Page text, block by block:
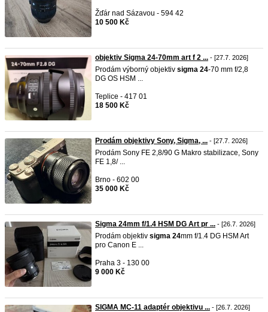
Žďár nad Sázavou - 594 42
10 500 Kč
objektiv Sigma 24-70mm art f 2 ... - [27.7. 2026]
Prodám výborný objektiv sigma 24-70 mm f/2,8
DG OS HSM ...
Teplice - 417 01
18 500 Kč
Prodám objektivy Sony, Sigma, ... - [27.7. 2026]
Prodám Sony FE 2,8/90 G Makro stabilizace, Sony
FE 1,8/ ...
Brno - 602 00
35 000 Kč
Sigma 24mm f/1.4 HSM DG Art pr ... - [26.7. 2026]
Prodám objektiv sigma 24mm f/1.4 DG HSM Art
pro Canon E ...
Praha 3 - 130 00
9 000 Kč
SIGMA MC-11 adaptér objektivu ... - [26.7. 2026]